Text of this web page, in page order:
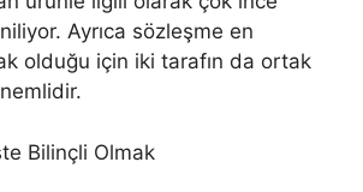
Ayrıca sözleşme en
olduğu için iki tarafın da ortak
Bilinçli Olmak